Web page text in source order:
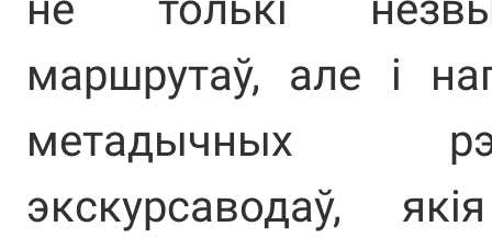
маршрутаў, але і
метадычных
экскурсаводаў,